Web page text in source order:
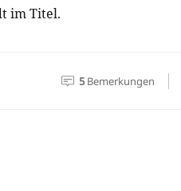
im Titel.
5 Bemerkungen